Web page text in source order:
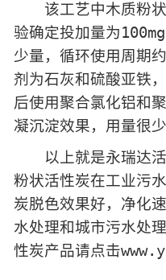
该工艺中木质粉状
验确定投加量为
少量，循环使用周期
剂为石灰和硫酸亚铁
后使用聚合氯化铝和
凝沉淀效果，用量很少
以上就是永瑞达活
粉状活性炭在工业污
炭脱色效果好，净化
水处理和城市污水处
性炭产品请点击